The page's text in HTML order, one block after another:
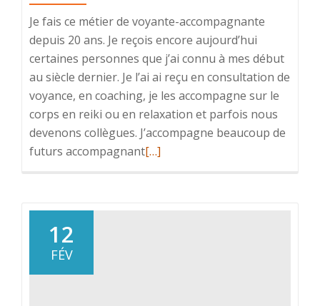
Je fais ce métier de voyante-accompagnante
depuis 20 ans. Je reçois encore aujourd’hui
certaines personnes que j’ai connu à mes début
au siècle dernier. Je l’ai ai reçu en consultation de
voyance, en coaching, je les accompagne sur le
corps en reiki ou en relaxation et parfois nous
devenons collègues. J’accompagne beaucoup de
futurs accompagnantEn
[…]
12
FÉV